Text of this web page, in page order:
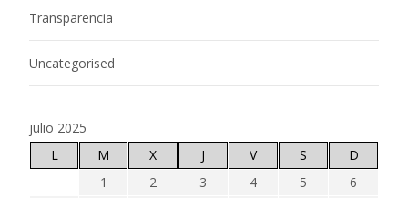
Transparencia
Uncategorised
julio 2025
L
M X J V S
D
1
2 3 4 5
6